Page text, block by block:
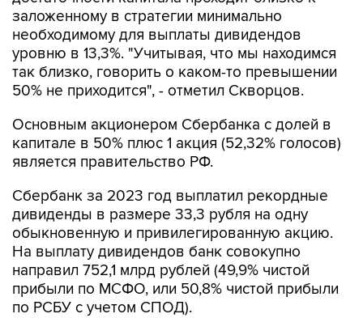
заложенному в стратегии минимально
необходимому для выплаты дивидендов
уровню в 13,3%. "Учитывая, что мы находимся
так близко, говорить о каком-то превышении
50% не приходится", - отметил Скворцов.
Основным акционером Сбербанка с долей в
капитале в 50% плюс 1 акция (52,32% голосов)
является правительство РФ.
Сбербанк за 2023 год выплатил рекордные
дивиденды в размере 33,3 рубля на одну
обыкновенную и привилегированную акцию.
На выплату дивидендов банк совокупно
направил 752,1 млрд рублей (49,9% чистой
прибыли по МСФО, или 50,8% чистой прибыли
по РСБУ с учетом СПОД).